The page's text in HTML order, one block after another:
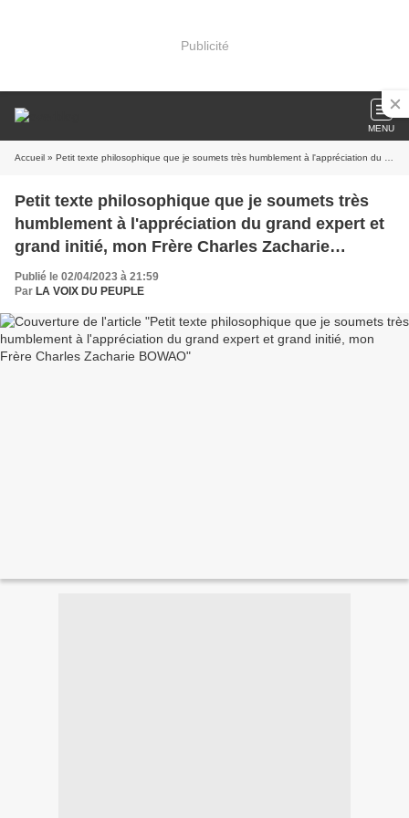
Publicité
MENU
Accueil » Petit texte philosophique que je soumets très humblement à l'appréciation du grand expert et grand initié, mon Frère Charles Zacharie BOWAO
Petit texte philosophique que je soumets très
humblement à l'appréciation du grand expert et
grand initié, mon Frère Charles Zacharie
BOWAO
Publié le 02/04/2023 à 21:59
Par LA VOIX DU PEUPLE